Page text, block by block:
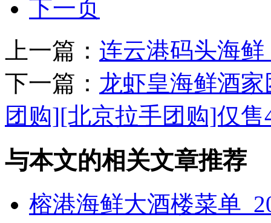
下一页
上一篇： 连云港码头海
下一篇： 龙虾皇海鲜酒
团购][北京拉手团购]仅售
与本文的相关文章推荐
榕港海鲜大酒楼菜单